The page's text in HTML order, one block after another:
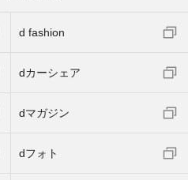
d fashion
dカーシェア
dマガジン
dフォト